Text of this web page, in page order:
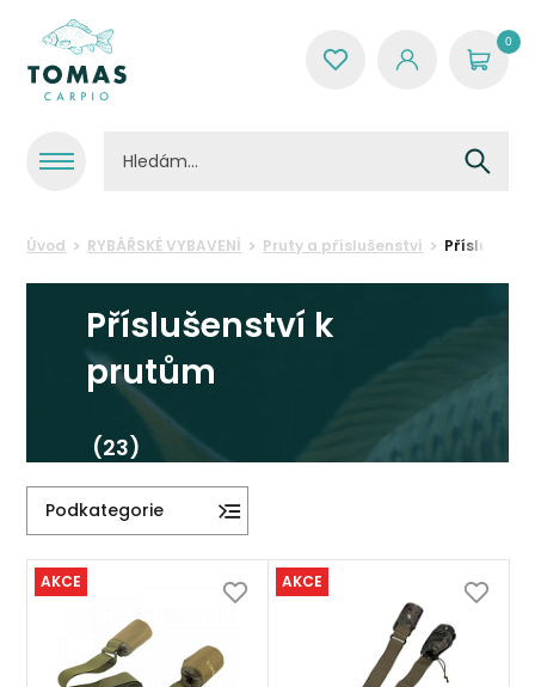
0
Úvod RYBÁŘSKÉ VYBAVENÍ Pruty a příslušenství
Příslušenství k
prutům
(23)
Podkategorie
AKCE AKCE